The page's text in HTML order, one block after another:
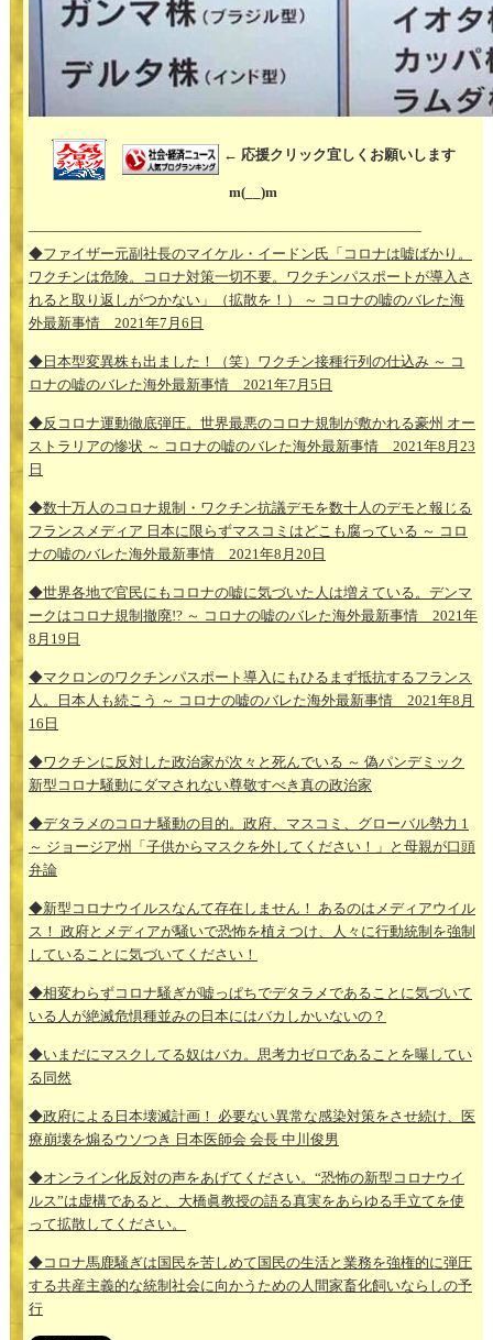
← 応援クリック宜しくお願いします
m(__)m
—————————————————————————–
◆ファイザー元副社長のマイケル・イードン氏「コロナは嘘ばかり。
ワクチンは危険。コロナ対策一切不要。ワクチンパスポートが導入さ
れると取り返しがつかない」（拡散を！） ～ コロナの嘘のバレた海
外最新事情 2021年7月6日
◆日本型変異株も出ました！（笑）ワクチン接種行列の仕込み ～ コ
ロナの嘘のバレた海外最新事情 2021年7月5日
◆反コロナ運動徹底弾圧。世界最悪のコロナ規制が敷かれる豪州 オー
ストラリアの惨状 ～ コロナの嘘のバレた海外最新事情 2021年8月23
日
◆数十万人のコロナ規制・ワクチン抗議デモを数十人のデモと報じる
フランスメディア 日本に限らずマスコミはどこも腐っている ～ コロ
ナの嘘のバレた海外最新事情 2021年8月20日
◆世界各地で官民にもコロナの嘘に気づいた人は増えている。デンマ
ークはコロナ規制撤廃!? ～ コロナの嘘のバレた海外最新事情 2021年
8月19日
◆マクロンのワクチンパスポート導入にもひるまず抵抗するフランス
人。日本人も続こう ～ コロナの嘘のバレた海外最新事情 2021年8月
16日
◆ワクチンに反対した政治家が次々と死んでいる ～ 偽パンデミック
新型コロナ騒動にダマされない尊敬すべき真の政治家
◆デタラメのコロナ騒動の目的。政府、マスコミ、グローバル勢力 1
～ ジョージア州「子供からマスクを外してください！」と母親が口頭
弁論
◆新型コロナウイルスなんて存在しません！ あるのはメディアウイル
ス！ 政府とメディアが騒いで恐怖を植えつけ、人々に行動統制を強制
していることに気づいてください！
◆相変わらずコロナ騒ぎが嘘っぱちでデタラメであることに気づいて
いる人が絶滅危惧種並みの日本にはバカしかいないの？
◆いまだにマスクしてる奴はバカ。思考力ゼロであることを曝してい
る同然
◆政府による日本壊滅計画！ 必要ない異常な感染対策をさせ続け、医
療崩壊を煽るウソつき 日本医師会 会長 中川俊男
◆オンライン化反対の声をあげてください。“恐怖の新型コロナウイ
ルス”は虚構であると、大橋眞教授の語る真実をあらゆる手立てを使
って拡散してください。
◆コロナ馬鹿騒ぎは国民を苦しめて国民の生活と業務を強権的に弾圧
する共産主義的な統制社会に向かうための人間家畜化飼いならしの予
行